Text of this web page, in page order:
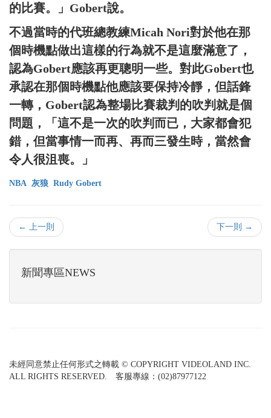
的比賽。」Gobert說。
不過當時的代班總教練Micah Nori對於他在那
個時機點做出這樣的行為就不是這麼滿意了，
認為Gobert應該再更聰明一些。對此Gobert也
承認在那個時機點他應該要保持冷靜，但話鋒
一轉，Gobert認為整場比賽裁判的吹判就是個
問題，「這不是一次的吹判而已，大家都會犯
錯，但當事情一而再、再而三發生時，當然會
令人很沮喪。」
NBA 灰狼 Rudy Gobert
← 上一則 下一則 →
新聞專區NEWS
未經同意禁止任何形式之轉載 © COPYRIGHT VIDEOLAND INC.
ALL RIGHTS RESERVED. 客服專線：(02)87977122